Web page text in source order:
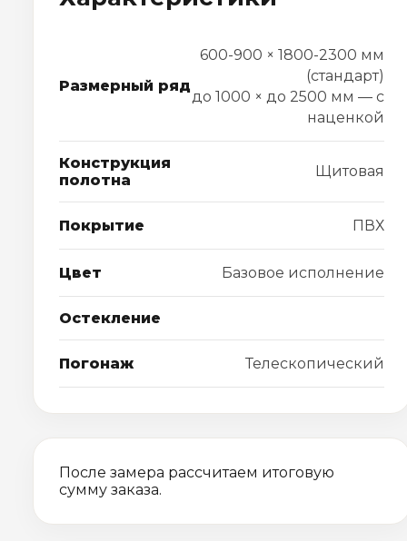
Размерный ряд
600-900 × 1800-2300 мм
(стандарт)
до 1000 × до 2500 мм — с
наценкой
Конструкция
полотна
Щитовая
Покрытие ПВХ
Цвет Базовое исполнение
Остекление
Погонаж Телескопический
После замера рассчитаем итоговую
сумму заказа.